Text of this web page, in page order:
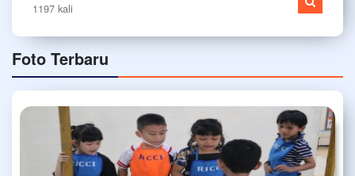
1197 kali
Foto Terbaru